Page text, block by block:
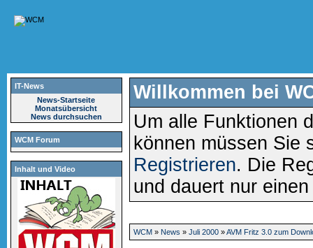
IT-News
News-Startseite
Monatsübersicht
News durchsuchen
WCM Forum
Inhalt und Video
Willkommen bei
Um alle Funktionen
können müssen Sie
Registrieren. Die
und dauert nur
WCM» News » Juli 2000»AVM Fritz 3.0 zum